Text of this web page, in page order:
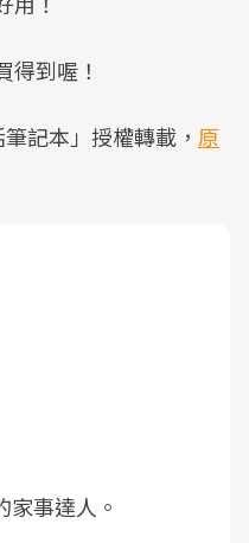
得到喔！
記本」授權轉載， 原
事達人。